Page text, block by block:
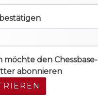
möchte den Chessbase-
abonnieren